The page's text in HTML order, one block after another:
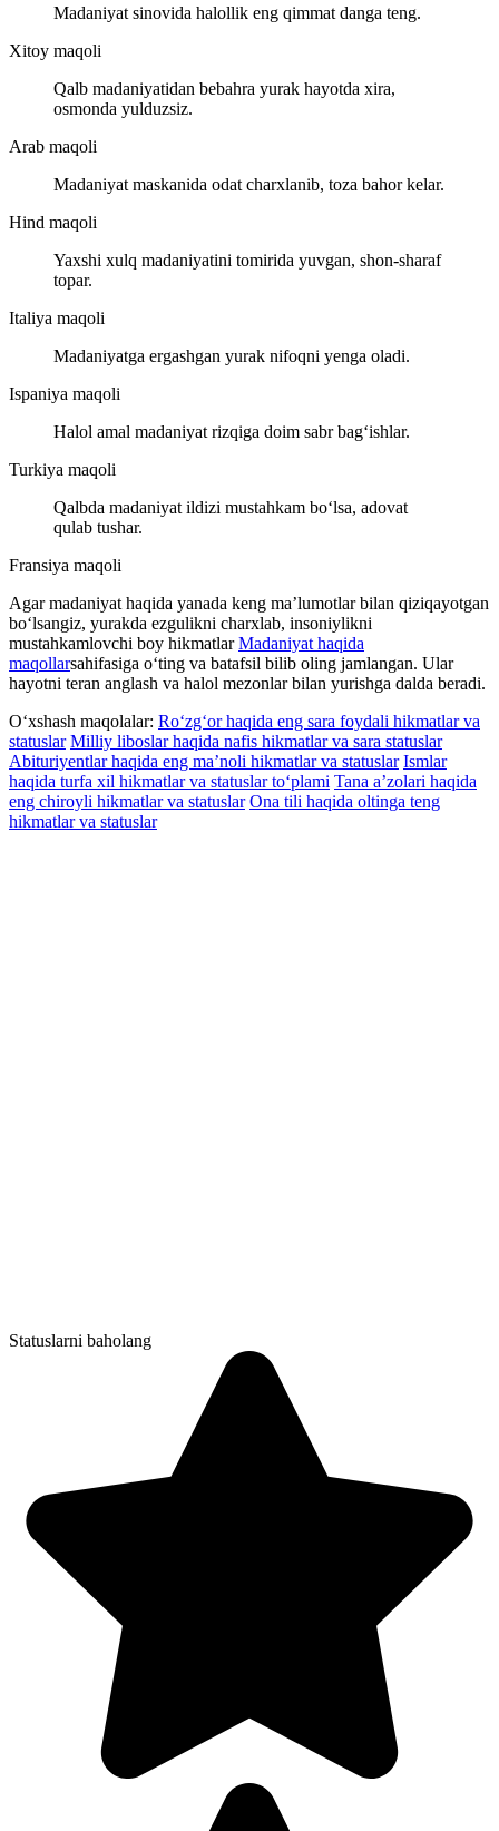
Madaniyat sinovida halollik eng qimmat danga teng.
Xitoy maqoli
Qalb madaniyatidan bebahra yurak hayotda xira,
osmonda yulduzsiz.
Arab maqoli
Madaniyat maskanida odat charxlanib, toza bahor kelar.
Hind maqoli
Yaxshi xulq madaniyatini tomirida yuvgan, shon-sharaf
topar.
Italiya maqoli
Madaniyatga ergashgan yurak nifoqni yenga oladi.
Ispaniya maqoli
Halol amal madaniyat rizqiga doim sabr bag‘ishlar.
Turkiya maqoli
Qalbda madaniyat ildizi mustahkam bo‘lsa, adovat
qulab tushar.
Fransiya maqoli
Agar madaniyat haqida yanada keng ma’lumotlar bilan qiziqayotgan
bo‘lsangiz, yurakda ezgulikni charxlab, insoniylikni
mustahkamlovchi boy hikmatlarMadaniyat haqida
maqollarsahifasiga o‘ting va batafsil bilib oling jamlangan. Ular
hayotni teran anglash va halol mezonlar bilan yurishga dalda beradi.
O‘xshash maqolalar: Ro‘zg‘or haqida eng sara foydali hikmatlar va
statuslar Milliy liboslar haqida nafis hikmatlar va sara statuslar
Abituriyentlar haqida eng ma’noli hikmatlar va statuslar Ismlar
haqida turfa xil hikmatlar va statuslar to‘plami Tana a’zolari haqida
eng chiroyli hikmatlar va statuslar Ona tili haqida oltinga teng
hikmatlar va statuslar
Statuslarni baholang